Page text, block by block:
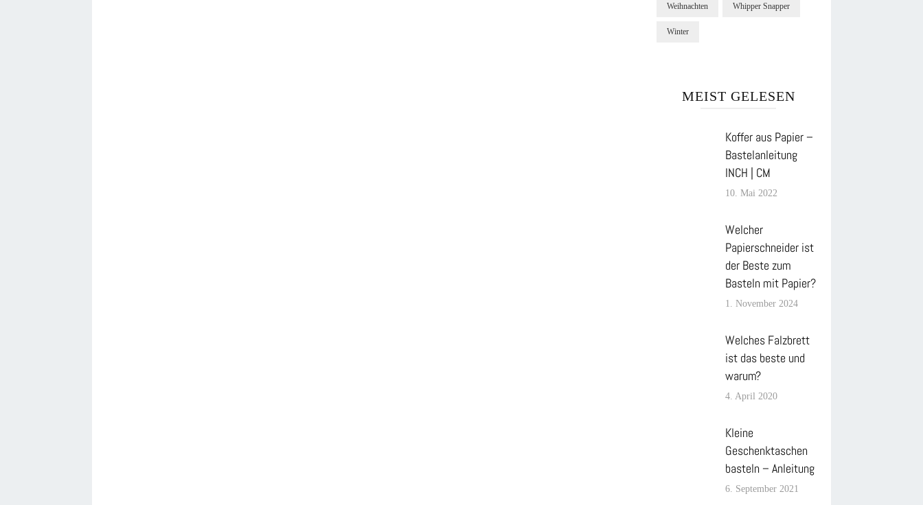
Weihnachten Whipper Snapper
Winter
MEIST GELESEN
Koffer aus Papier –
Bastelanleitung
INCH | CM
10. Mai 2022
Welcher
Papierschneider ist
der Beste zum
Basteln mit Papier?
1. November 2024
Welches Falzbrett
ist das beste und
warum?
4. April 2020
Kleine
Geschenktaschen
basteln – Anleitung
6. September 2021